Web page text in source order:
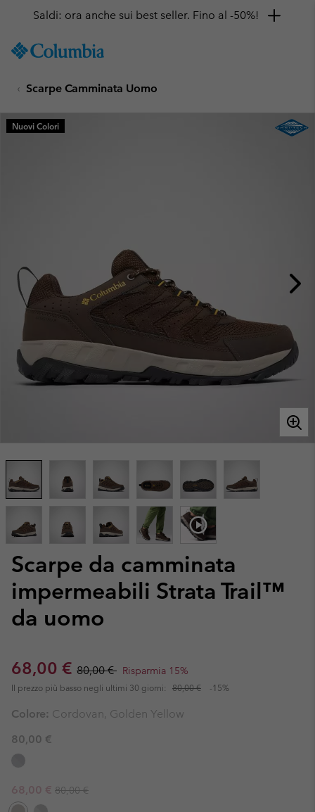
TO
SKIP
MAIN
NAV
Saldi: ora anche sui best seller. Fino al -50%!
Scarpe Camminata Uomo
Scarpe da camminata
impermeabili Strata Trail™
da uomo
Sale price:
68,00 € Regular price:
80,00 € Risparmia 15%
Il prezzo più basso negli ultimi 30 giorni: 80,00 € -15%
Nuovi Colori
Colore: Cordovan, Golden Yellow
80,00 €
Sale price:
68,00 € Regular price:
80,00 €